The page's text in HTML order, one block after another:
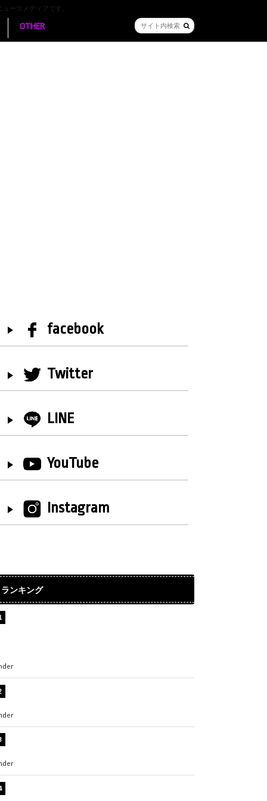
ースメディアです。
OTHER
facebook
Twitter
LINE
YouTube
Instagram
ランキング